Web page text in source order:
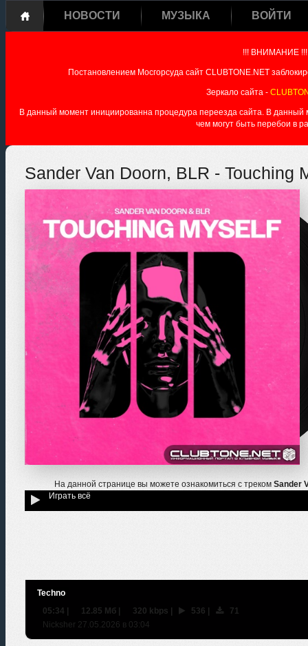
НОВОСТИ МУЗЫКА ВОЙТИ
!!! ВНИМАНИЕ !!!
Постановлением Мосгорсуда сайт CLUBTONE.NET
Зеркало сайта -
В данный момент инициированна процедура переезда сайта. В данный
чем могут быть перебои в
Sander Van Doorn, BLR - Touching
На данной странице вы можете ознакомиться с треком Sander
Играть всё
Techno
05:34 | 12.85 Мб | 320 kbps | 536 |
71
Nicksher 27.05.2026 в 03:04